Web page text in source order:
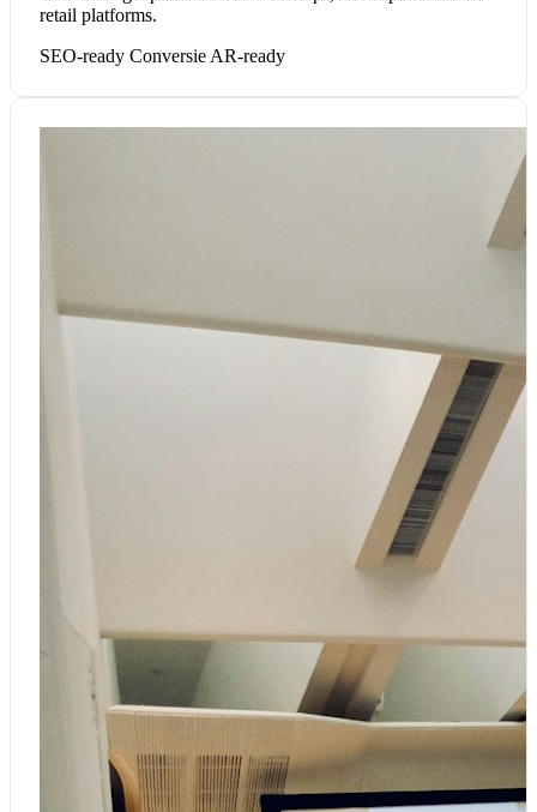
retail platforms.
SEO-ready Conversie AR-ready